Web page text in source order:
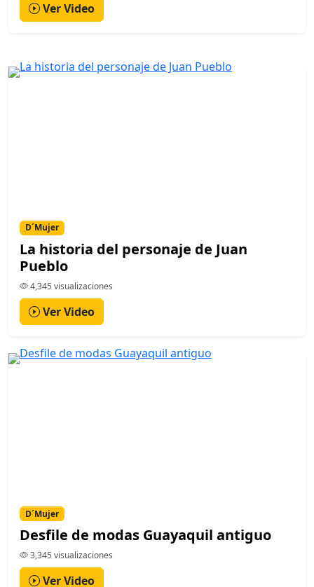
Ver Video
D´Mujer
La historia del personaje de Juan
Pueblo
4,345 visualizaciones
Ver Video
D´Mujer
Desfile de modas Guayaquil antiguo
3,345 visualizaciones
Ver Video